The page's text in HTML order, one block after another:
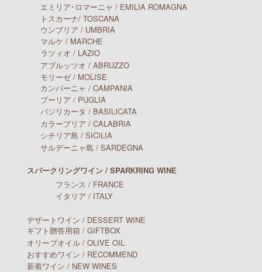
エミリア･ロマーニャ / EMILIA ROMAGNA
トスカーナ/ TOSCANA
ウンブリア / UMBRIA
マルケ / MARCHE
ラツィオ / LAZIO
アブルッツオ / ABRUZZO
モリーゼ / MOLISE
カンパーニャ / CAMPANIA
プーリア / PUGLIA
バジリカータ / BASILICATA
カラーブリア / CALABRIA
シチリア島 / SICILIA
サルデーニャ島 / SARDEGNA
スパークリングワイン / SPARKRING WINE
フランス / FRANCE
イタリア / ITALY
デザートワイン / DESSERT WINE
ギフト贈答用箱 / GIFTBOX
オリーブオイル / OLIVE OIL
おすすめワイン / RECOMMEND
新着ワイン / NEW WINES